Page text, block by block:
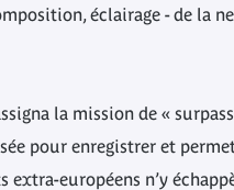
éclairage - de la
la mission de «
pour enregistrer et
européens n’y